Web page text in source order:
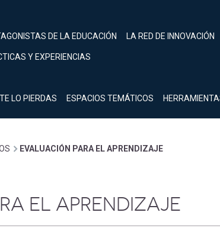
DE LA EDUCACIÓN LA RED DE INNOVACIÓN
Y EXPERIENCIAS
LO PIERDAS ESPACIOS TEMÁTICOS
EVALUACIÓN PARA EL APRENDIZAJE
EL APRENDIZAJE